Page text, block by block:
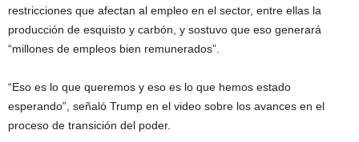
restricciones que afectan al empleo en el sector, entre ellas la
producción de esquisto y carbón, y sostuvo que eso generará
“millones de empleos bien remunerados”.
“Eso es lo que queremos y eso es lo que hemos estado
esperando”, señaló Trump en el video sobre los avances en el
proceso de transición del poder.